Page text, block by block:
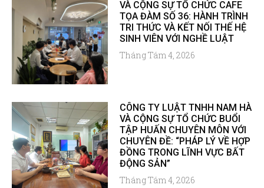
VÀ CỘNG SỰ TỔ CHỨC CAFE
TỌA ĐÀM SỐ 36: HÀNH TRÌNH
TRI THỨC VÀ KẾT NỐI THẾ HỆ
SINH VIÊN VỚI NGHỀ LUẬT
Tháng Tám 4, 2026
CÔNG TY LUẬT TNHH NAM HÀ
VÀ CỘNG SỰ TỔ CHỨC BUỔI
TẬP HUẤN CHUYÊN MÔN VỚI
CHUYÊN ĐỀ: “PHÁP LÝ VỀ HỢP
ĐỒNG TRONG LĨNH VỰC BẤT
ĐỘNG SẢN”
Tháng Tám 4, 2026